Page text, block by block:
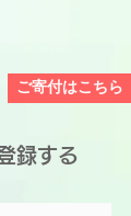
ご寄付はこちら
録する